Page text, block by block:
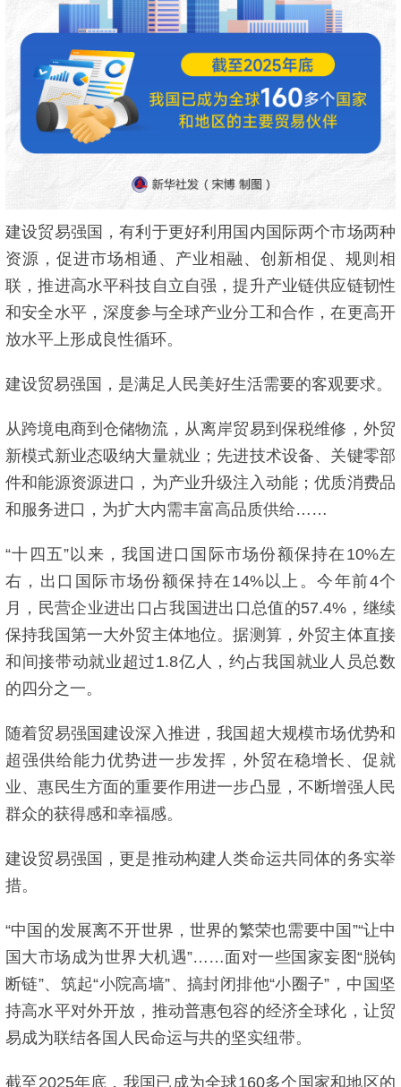
建设贸易强国，有利于更好利用国内国际两个市场两种
资源，促进市场相通、产业相融、创新相促、规则相
联，推进高水平科技自立自强，提升产业链供应链韧性
和安全水平，深度参与全球产业分工和合作，在更高开
放水平上形成良性循环。
建设贸易强国，是满足人民美好生活需要的客观要求。
从跨境电商到仓储物流，从离岸贸易到保税维修，外贸
新模式新业态吸纳大量就业；先进技术设备、关键零部
件和能源资源进口，为产业升级注入动能；优质消费品
和服务进口，为扩大内需丰富高品质供给……
“十四五”以来，我国进口国际市场份额保持在10%左
右，出口国际市场份额保持在14%以上。今年前4个
月，民营企业进出口占我国进出口总值的57.4%，继续
保持我国第一大外贸主体地位。据测算，外贸主体直接
和间接带动就业超过1.8亿人，约占我国就业人员总数
的四分之一。
随着贸易强国建设深入推进，我国超大规模市场优势和
超强供给能力优势进一步发挥，外贸在稳增长、促就
业、惠民生方面的重要作用进一步凸显，不断增强人民
群众的获得感和幸福感。
建设贸易强国，更是推动构建人类命运共同体的务实举
措。
“中国的发展离不开世界，世界的繁荣也需要中国”“让中
国大市场成为世界大机遇”……面对一些国家妄图“脱钩
断链”、筑起“小院高墙”、搞封闭排他“小圈子”，中国坚
持高水平对外开放，推动普惠包容的经济全球化，让贸
易成为联结各国人民命运与共的坚实纽带。
截至2025年底，我国已成为全球160多个国家和地区的